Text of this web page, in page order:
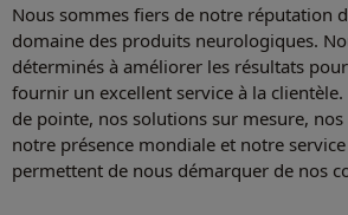
Nous sommes fiers de notre réputation
domaine des produits neurologiques.
déterminés à améliorer les résultats
fournir un excellent service à la
de pointe, nos solutions sur mesure,
notre présence mondiale et notre
permettent de nous démarquer de nos